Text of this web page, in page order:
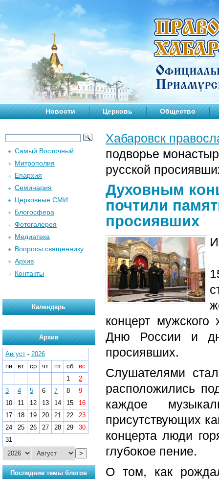
Новости Церковь Общество
Хабаровск
подворье
русской
Духовным
почтили
просиявших
концерт
Дню России и
просиявших.
Слушателями
расположились
каждое
присутствующих
концерта люди
глубокое пение.
О том, как
Самый Восточный
Митрополия
Епархия
Семинария
Церковные СМИ
Блогосфера
Фотогалерея
Медиатека
Вопросы священнику
Архив
Контакты
Календарь
Архив
Август - 2026
пн
вт ср чт пт сб
вс
1
2
3
4 5 6 7 8
9
10
11 12 13 14 15
16
17
18 19 20 21 22
23
24
25 26 27 28 29
30
31
>
Последние темы блогов